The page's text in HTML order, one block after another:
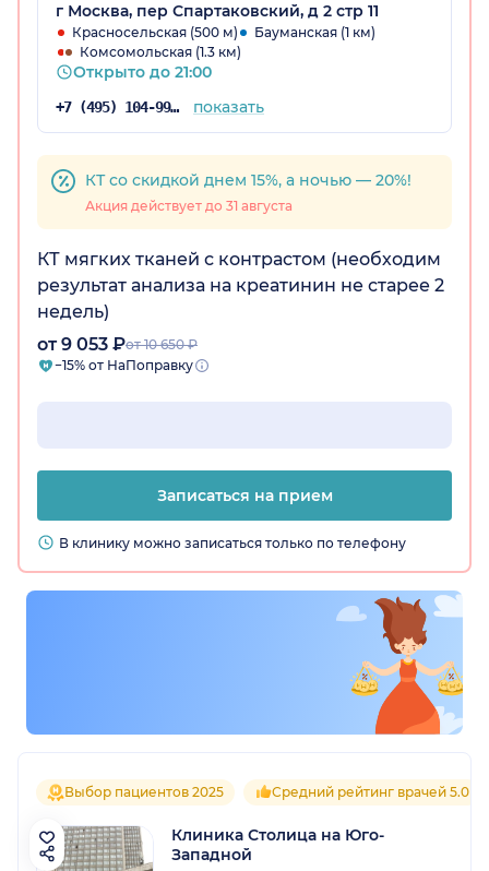
г Москва, пер Спартаковский, д 2 стр 11
Красносельская (500 м)
Бауманская (1 км)
Комсомольская (1.3 км)
Открыто до 21:00
+7 (495) 104-99-85 показать
КТ со скидкой днем 15%, а ночью — 20%!
Акция действует до 31 августа
КТ мягких тканей с контрастом (необходим
результат анализа на креатинин не старее 2
недель)
от 9 053 ₽от 10 650 ₽
−15% от НаПоправку
Записаться на прием
В клинику можно записаться только по телефону
Выбор пациентов 2025 Средний рейтинг врачей 5.0
Клиника Столица на Юго-
Западной